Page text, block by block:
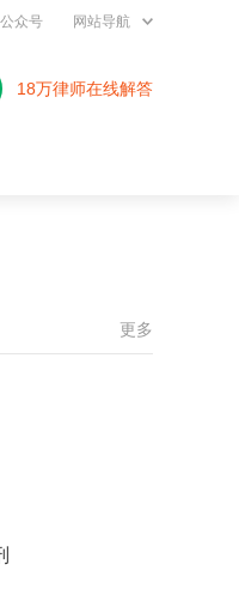
公众号 网站导航
18万律师在线解答
更多